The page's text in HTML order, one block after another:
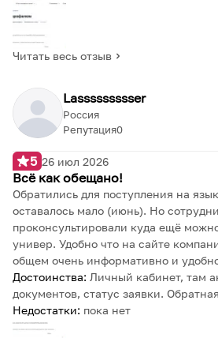
Читать весь отзыв
Lassssssssser
Репутация0
Россия
5 26 июл 2026
Всё как обещано!
Обратились для поступления на
оставалось мало (июнь). Но
проконсультировали куда ещё
универ. Удобно что на сайте
общем очень информативно и
Достоинства: Личный кабинет, там
документов, статус заявки.
Недостатки: пока нет